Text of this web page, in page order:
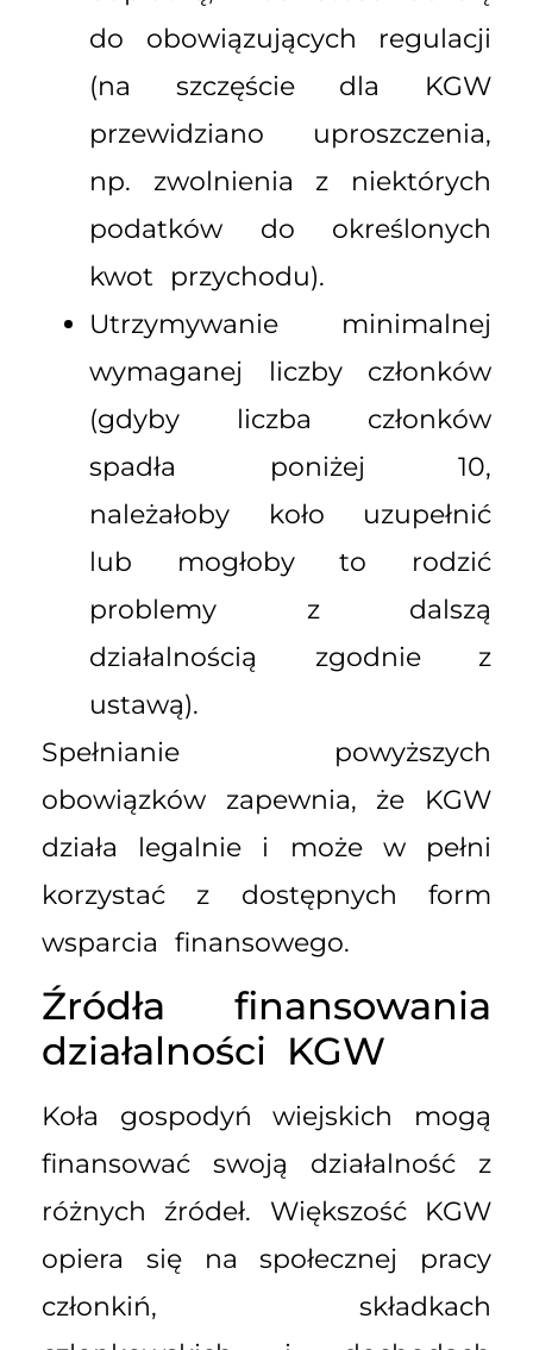
do obowiązujących regulacji
(na szczęście dla KGW
przewidziano uproszczenia,
np. zwolnienia z niektórych
podatków do określonych
kwot przychodu).
Utrzymywanie minimalnej
wymaganej liczby członków
(gdyby liczba członków
spadła poniżej 10,
należałoby koło uzupełnić
lub mogłoby to rodzić
problemy z dalszą
działalnością zgodnie z
ustawą).
Spełnianie powyższych
obowiązków zapewnia, że KGW
działa legalnie i może w pełni
korzystać z dostępnych form
wsparcia finansowego.
Źródła finansowania
działalności KGW
Koła gospodyń wiejskich mogą
finansować swoją działalność z
różnych źródeł. Większość KGW
opiera się na społecznej pracy
członkiń, składkach